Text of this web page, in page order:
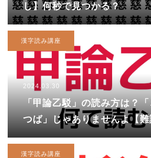
し】何秒で見つかる？
漢字読み講座
2024.03.30
「甲論乙駁」の読み方は？
つば」じゃありませんよ【難
漢字読み講座